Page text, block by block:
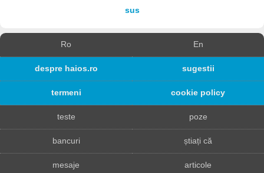
sus
Ro En
despre haios.ro sugestii
termeni cookie policy
teste poze
bancuri știați că
mesaje articole